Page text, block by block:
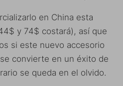
en China esta
y 74$ costará), así que
si este nuevo accesorio
convierte en un éxito de
se queda en el olvido.